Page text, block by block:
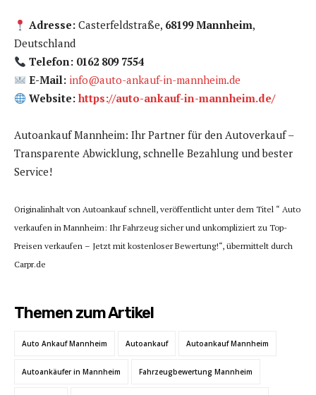
Adresse: Casterfeldstraße, 68199 Mannheim,
Deutschland
Telefon: 0162 809 7554
E-Mail: info@auto-ankauf-in-mannheim.de
Website:https://auto-ankauf-in-mannheim.de/
Autoankauf Mannheim: Ihr Partner für den Autoverkauf –
Transparente Abwicklung, schnelle Bezahlung und bester
Service!
Originalinhalt von Autoankauf schnell, veröffentlicht unter dem Titel “ Auto
verkaufen in Mannheim: Ihr Fahrzeug sicher und unkompliziert zu Top-
Preisen verkaufen – Jetzt mit kostenloser Bewertung!“, übermittelt durch
Carpr.de
Themen zum Artikel
Auto Ankauf Mannheim Autoankauf Autoankauf Mannheim
Autoankäufer in Mannheim Fahrzeugbewertung Mannheim